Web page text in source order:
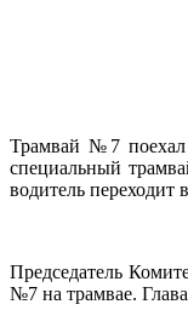
Трамвай №7 поехал
специальный
водитель переходит
Председатель
№7 на трамвае.